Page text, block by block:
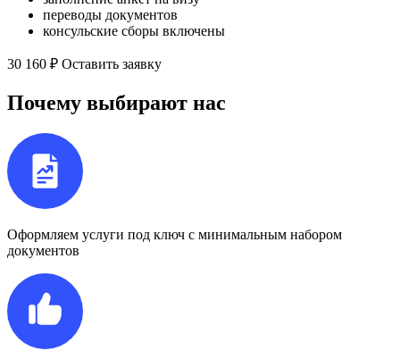
переводы документов
консульские сборы включены
30 160 ₽ Оставить заявку
Почему выбирают нас
Оформляем услуги под ключ с минимальным набором
документов